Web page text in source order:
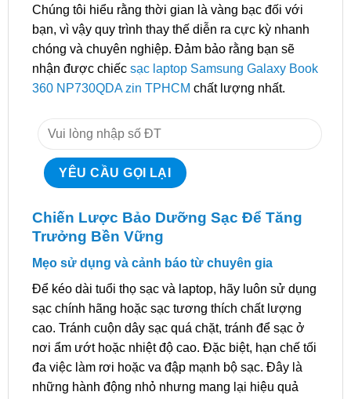
Chúng tôi hiểu rằng thời gian là vàng bạc đối với
bạn, vì vậy quy trình thay thế diễn ra cực kỳ nhanh
chóng và chuyên nghiệp. Đảm bảo rằng bạn sẽ
nhận được chiếc sạc laptop Samsung Galaxy Book
360 NP730QDA zin TPHCM chất lượng nhất.
Chiến Lược Bảo Dưỡng Sạc Để Tăng
Trưởng Bền Vững
Mẹo sử dụng và cảnh báo từ chuyên gia
Để kéo dài tuổi thọ sạc và laptop, hãy luôn sử dụng
sạc chính hãng hoặc sạc tương thích chất lượng
cao. Tránh cuộn dây sạc quá chặt, tránh để sạc ở
nơi ẩm ướt hoặc nhiệt độ cao. Đặc biệt, hạn chế tối
đa việc làm rơi hoặc va đập mạnh bộ sạc. Đây là
những hành động nhỏ nhưng mang lại hiệu quả